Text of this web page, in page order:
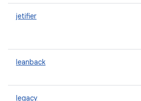
jetifier
leanback
legacy